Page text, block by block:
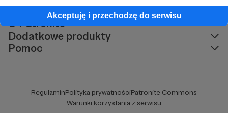
Akceptuję i przechodzę do serwisu
Kategorie
O Patronite
Dodatkowe produkty
Pomoc
RegulaminPolityka prywatnościPatronite Commons
Warunki korzystania z serwisu